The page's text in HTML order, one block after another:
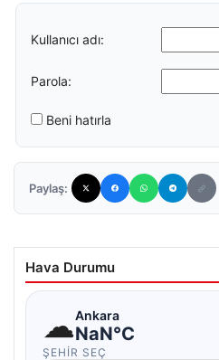
Kullanıcı adı:
Parola:
Beni hatırla
Paylaş:
Hava Durumu
☁Ankara
NaN°C
ŞEHIR SEÇ